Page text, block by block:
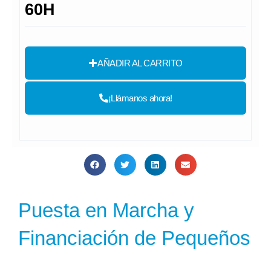
60H
AÑADIR AL CARRITO
¡Llámanos ahora!
Puesta en Marcha y
Financiación de Pequeños